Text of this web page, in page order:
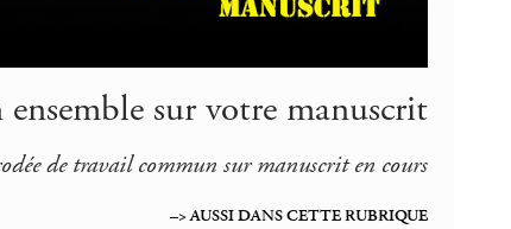
sur votre manuscrit
de travail commun sur manuscrit en cours
–> AUSSI DANS CETTE RUBRIQUE